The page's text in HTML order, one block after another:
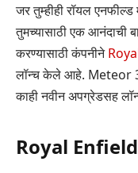
जर तुम्हीही रॉयल
तुमच्यासाठी एक आनंदाची
करण्यासाठी कंपनीने
लॉन्च केले आहे. Meteor
काही नवीन अपग्रेडसह
Royal Enfield